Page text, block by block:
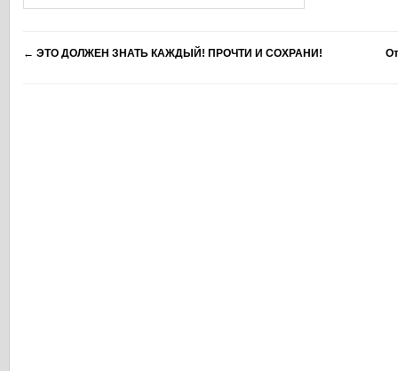
← ЭТО ДОЛЖЕН ЗНАТЬ КАЖДЫЙ! ПРОЧТИ И СОХРАНИ!